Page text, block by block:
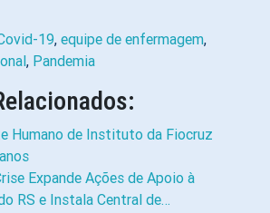
19, equipe de enfermagem,
, Pandemia
Humano de Instituto da Fiocruz
Expande Ações de Apoio à
RS e Instala Central de…